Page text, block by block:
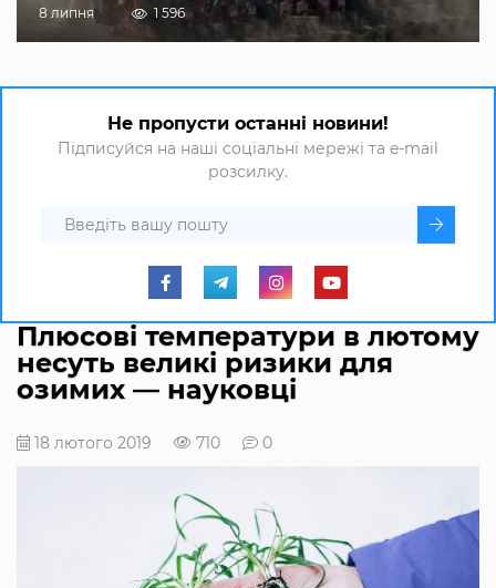
8 липня 1 596
Не пропусти останні новини!
Підписуйся на наші соціальні мережі та e-mail
розсилку.
Плюсові температури в лютому
несуть великі ризики для
озимих — науковці
18 лютого 2019 710 0